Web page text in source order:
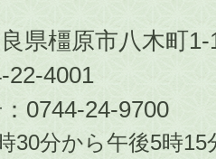
県橿原市八木町1-
22-4001
0744-24-9700
30分から午後5時